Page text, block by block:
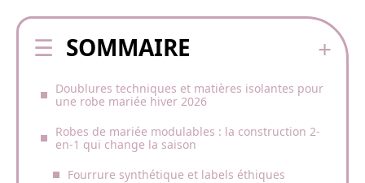
SOMMAIRE
Doublures techniques et matières isolantes pour
une robe mariée hiver 2026
Robes de mariée modulables : la construction 2-
en-1 qui change la saison
Fourrure synthétique et labels éthiques